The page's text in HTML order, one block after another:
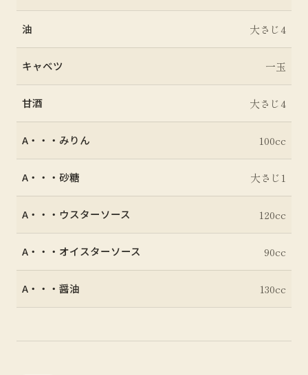
油 大さじ4
キャベツ 一玉
甘酒 大さじ4
A・・・みりん 100cc
A・・・砂糖 大さじ1
A・・・ウスターソース 120cc
A・・・オイスターソース 90cc
A・・・醤油 130cc